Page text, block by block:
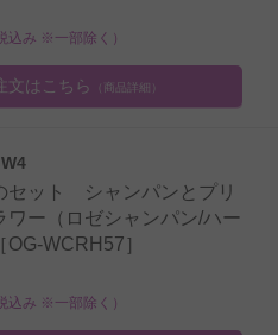
込み ※一部除く）
文はこちら （商品詳細）
セット シャンパンとプリ
ワー（ロゼシャンパン/ハー
WCRH57］
込み ※一部除く）